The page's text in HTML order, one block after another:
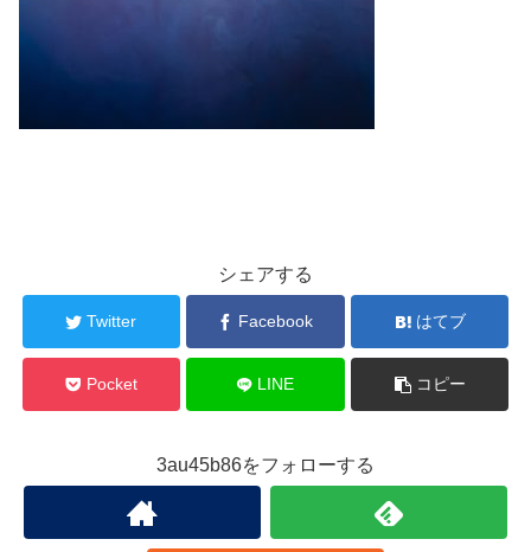
シェアする
Twitter Facebook はてブ
Pocket LINE コピー
3au45b86をフォローする